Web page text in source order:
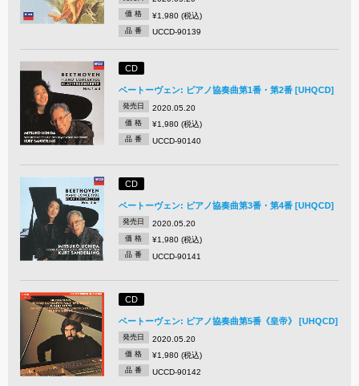
価 格 ¥1,980 (税込)
品 番 UCCD-90139
CD
ベートーヴェン: ピアノ協奏曲第1番・第2番 [UHQCD]
発売日 2020.05.20
価 格 ¥1,980 (税込)
品 番 UCCD-90140
CD
ベートーヴェン: ピアノ協奏曲第3番・第4番 [UHQCD]
発売日 2020.05.20
価 格 ¥1,980 (税込)
品 番 UCCD-90141
CD
ベートーヴェン: ピアノ協奏曲第5番《皇帝》 [UHQCD]
発売日 2020.05.20
価 格 ¥1,980 (税込)
品 番 UCCD-90142